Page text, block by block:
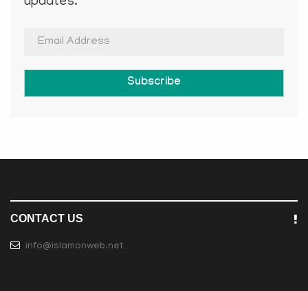
Subscribe
CONTACT US
info@islamonweb.net